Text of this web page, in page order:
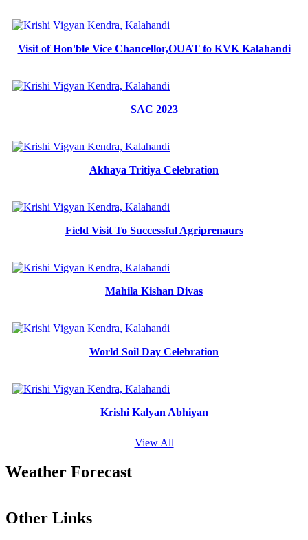
Visit of Hon'ble Vice Chancellor,OUAT to KVK Kalahandi
SAC 2023
Akhaya Tritiya Celebration
Field Visit To Successful Agriprenaurs
Mahila Kishan Divas
World Soil Day Celebration
Krishi Kalyan Abhiyan
View All
Weather Forecast
Other Links